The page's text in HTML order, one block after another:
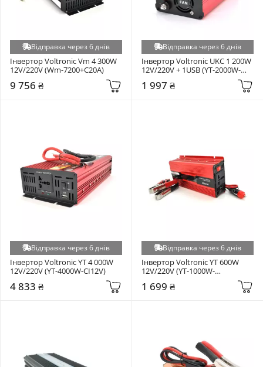
Відправка через 6 днів
Інвертор Voltronic Vm 4 300W
12V/220V (Wm-7200+C20A)
9 756 ₴
Відправка через 6 днів
Інвертор Voltronic UKC 1 200W
12V/220V + 1USB (YT-2000W-
1 997 ₴
Відправка через 6 днів
Інвертор Voltronic YT 4 000W
12V/220V (YT-4000W-CI12V)
4 833 ₴
Відправка через 6 днів
Інвертор Voltronic YT 600W
12V/220V (YT-1000W-
1 699 ₴